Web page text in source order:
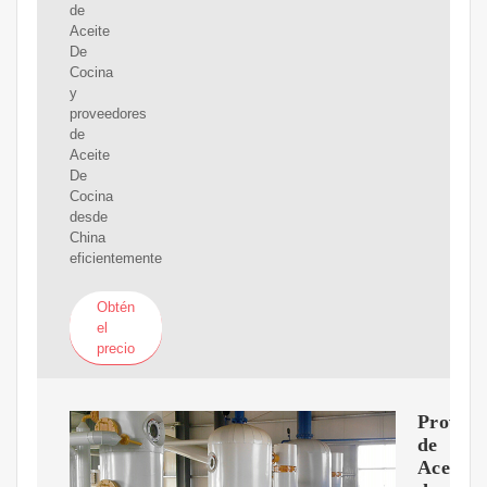
de
Aceite
De
Cocina
y
proveedores
de
Aceite
De
Cocina
desde
China
eficientemente
Obtén
el
precio
de
Aceite